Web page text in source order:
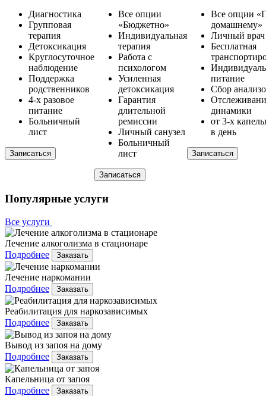
Диагностика
Групповая
терапия
Детоксикация
Круглосуточное
наблюдение
Поддержка
родственников
4-х разовое
питание
Больничный
лист
Записаться
Все опции
«Бюджетно»
Индивидуальная
терапия
Работа с
психологом
Усиленная
детоксикация
Гарантия
длительной
ремиссии
Личный санузел
Больничный
лист
Записаться
Все опции
домашнему»
Личный врач
Бесплатная
питание
Сбор
динамики
от 3-х
в день
Записаться
Популярные услуги
Все услуги
Лечение алкоголизма в стационаре
Подробнее
Заказать
Лечение наркомании
Подробнее
Заказать
Реабилитация для наркозависимых
Подробнее
Заказать
Вывод из запоя на дому
Подробнее
Заказать
Капельница от запоя
Подробнее
Заказать